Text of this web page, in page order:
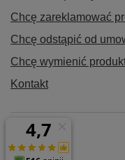
Chcę zareklamować
Chcę odstąpić od
Chcę wymienić
Kontakt
Konto